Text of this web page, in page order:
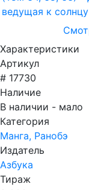
Характеристики
Артикул
# 17730
Наличие
В наличии - мало
Категория
Манга, Ранобэ
Издатель
Азбука
Тираж